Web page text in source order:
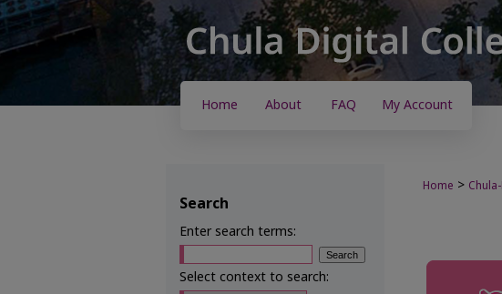
Home About FAQ My Account
Home >
Search
Enter search terms:
Select context to search: